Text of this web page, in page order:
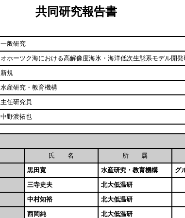
共同研究報告書
一般研究
オホーツク海における高解像度海氷・海洋低次生態系モデル開発
新規
水産研究・教育機構
主任研究員
中野渡拓也
氏 名
所 属
黒田寛 水産研究・教育機構
グ
三寺史夫
北大低温研
中村知裕
北大低温研
西岡純
北大低温研